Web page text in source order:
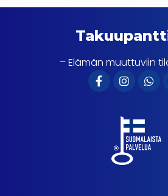
– Elämän muuttuviin